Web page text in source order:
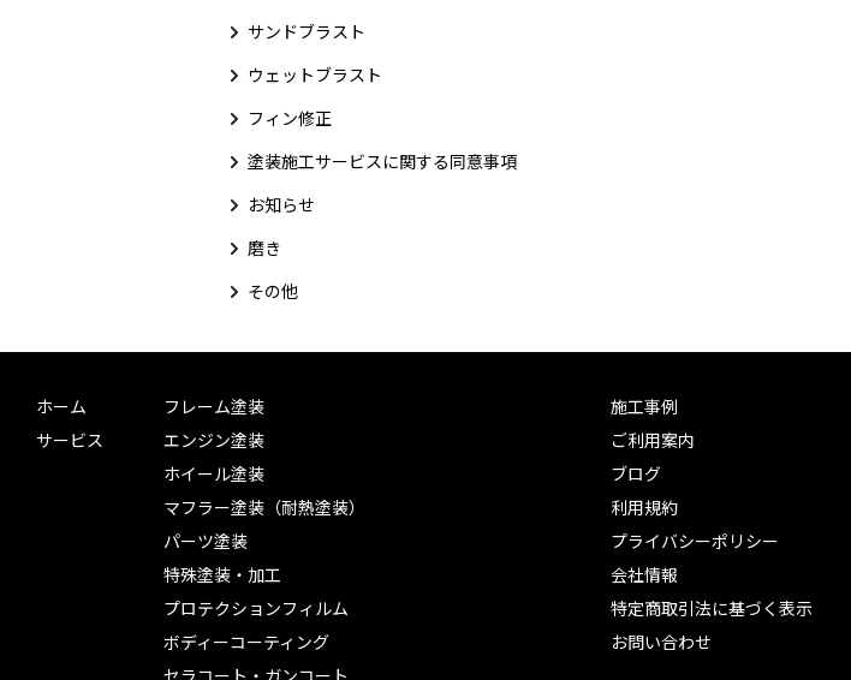
サンドブラスト
ウェットブラスト
フィン修正
塗装施工サービスに関する同意事項
お知らせ
磨き
その他
ホーム
サービス
フレーム塗装
エンジン塗装
ホイール塗装
マフラー塗装（耐熱塗装）
パーツ塗装
特殊塗装・加工
プロテクションフィルム
ボディーコーティング
セラコート・ガンコート
施工事例
ご利用案内
ブログ
利用規約
プライバシーポリシー
会社情報
特定商取引法に基づく表示
お問い合わせ